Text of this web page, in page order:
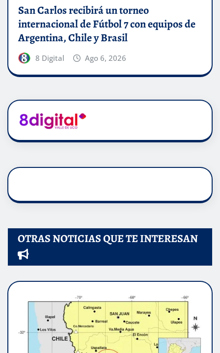
San Carlos recibirá un torneo
internacional de Fútbol 7 con equipos de
Argentina, Chile y Brasil
8 Digital Ago 6, 2026
OTRAS NOTICIAS QUE TE INTERESAN